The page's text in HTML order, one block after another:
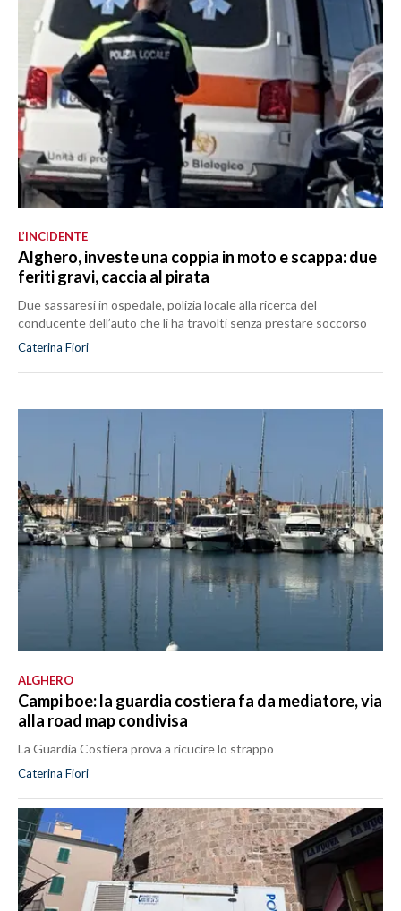
L’INCIDENTE
Alghero, investe una coppia in moto e scappa: due
feriti gravi, caccia al pirata
Due sassaresi in ospedale, polizia locale alla ricerca del
conducente dell’auto che li ha travolti senza prestare soccorso
Caterina Fiori
ALGHERO
Campi boe: la guardia costiera fa da mediatore, via
alla road map condivisa
La Guardia Costiera prova a ricucire lo strappo
Caterina Fiori